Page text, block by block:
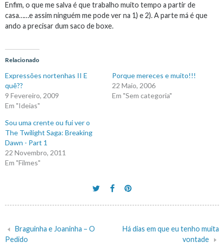
Enfim, o que me salva é que trabalho muito tempo a partir de
casa……e assim ninguém me pode ver na 1) e 2). A parte má é que
ando a precisar dum saco de boxe.
Relacionado
Expressões nortenhas II E
quê??
9 Fevereiro, 2009
Em "Ideias"
Porque mereces e muito!!!
22 Maio, 2006
Em "Sem categoria"
Sou uma crente ou fui ver o
The Twilight Saga: Breaking
Dawn - Part 1
22 Novembro, 2011
Em "Filmes"
Navegação
Há dias em que eu tenho muita
vontade
Braguinha e Joaninha – O
Pedido